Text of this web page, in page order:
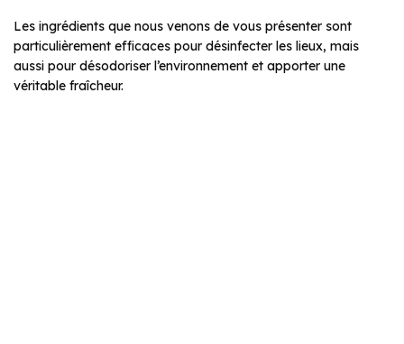
Les ingrédients que nous venons de vous présenter sont
particulièrement efficaces pour désinfecter les lieux, mais
aussi pour désodoriser l’environnement et apporter une
véritable fraîcheur.